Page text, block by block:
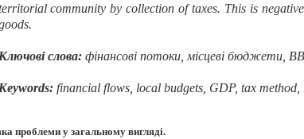
community by collection of taxes. This is
Ключові слова: фінансові потоки, місцеві бюджети,
Keywords: financial flows, local budgets, GDP, tax method,
проблеми у загальному вигляді.